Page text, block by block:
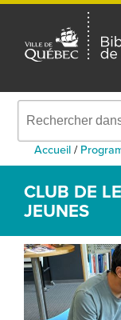
Accueil/
CLUB DE
JEUNES